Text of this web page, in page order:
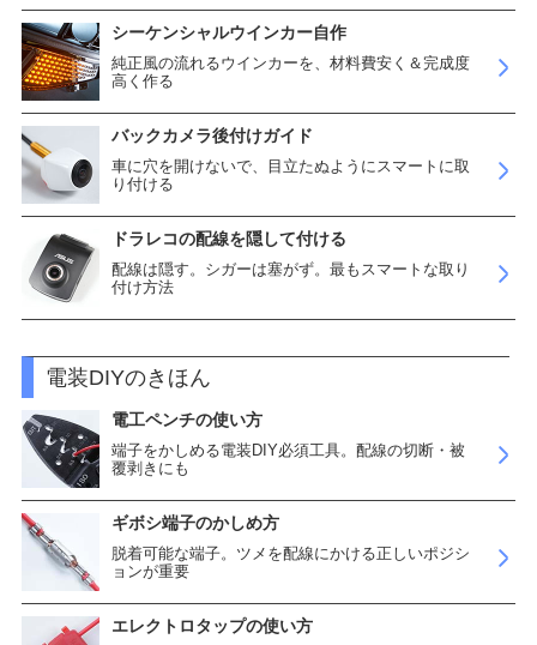
シーケンシャルウインカー自作
純正風の流れるウインカーを、材料費安く＆完成度
高く作る
バックカメラ後付けガイド
車に穴を開けないで、目立たぬようにスマートに取
り付ける
ドラレコの配線を隠して付ける
配線は隠す。シガーは塞がず。最もスマートな取り
付け方法
電装DIYのきほん
電工ペンチの使い方
端子をかしめる電装DIY必須工具。配線の切断・被
覆剥きにも
ギボシ端子のかしめ方
脱着可能な端子。ツメを配線にかける正しいポジシ
ョンが重要
エレクトロタップの使い方